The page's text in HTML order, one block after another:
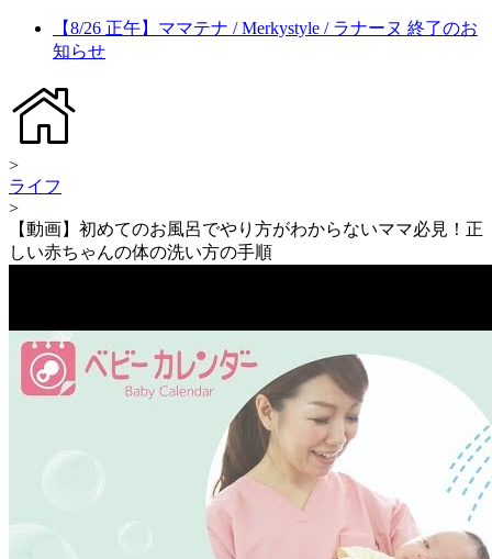
【8/26 正午】ママテナ / Merkystyle / ラナーヌ 終了のお
知らせ
>
ライフ
>
【動画】初めてのお風呂でやり方がわからないママ必見！正
しい赤ちゃんの体の洗い方の手順